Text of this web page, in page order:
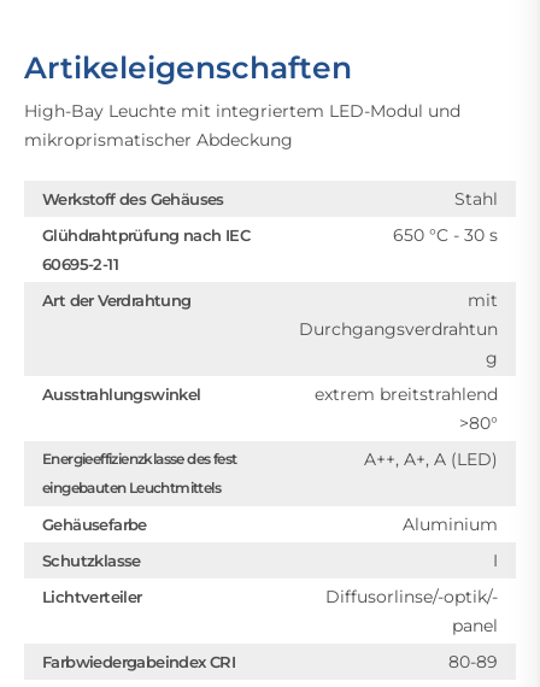
Artikeleigenschaften
High-Bay Leuchte mit integriertem LED-Modul und
mikroprismatischer Abdeckung
Werkstoff des Gehäuses Stahl
Glühdrahtprüfung nach IEC
60695-2-11
650 °C - 30 s
Art der Verdrahtung
mit
Durchgangsverdrahtun
g
Ausstrahlungswinkel
extrem breitstrahlend
>80°
Energieeffizienzklasse des fest
eingebauten Leuchtmittels
A++, A+, A (LED)
Gehäusefarbe Aluminium
Schutzklasse I
Lichtverteiler
Diffusorlinse/-optik/-
panel
Farbwiedergabeindex CRI 80-89